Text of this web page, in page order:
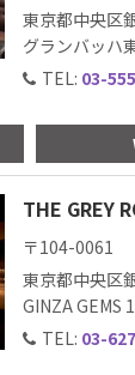
東京都中央区
グランバッハ
TEL: 03-
THE GREY
〒104-0061
東京都中央区
GINZA GEMS
TEL: 03-